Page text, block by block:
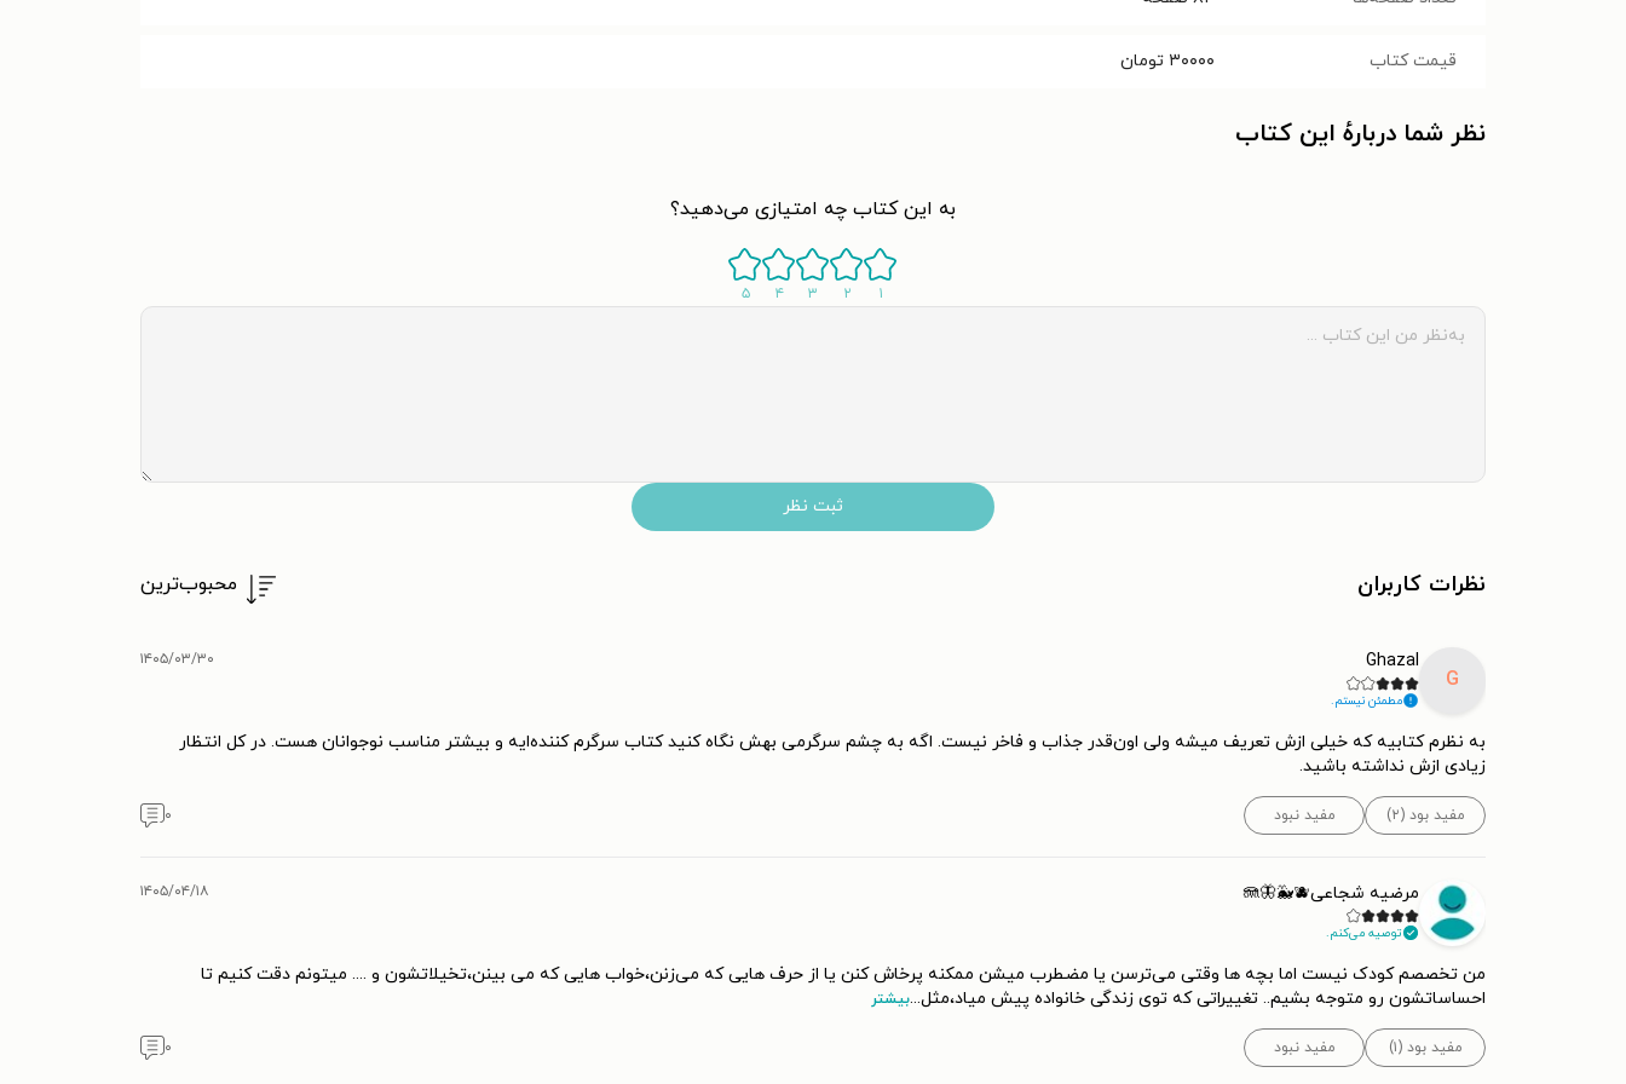
قیمت کتاب ۳۰۰۰۰ تومان
نظر شما دربارهٔ این کتاب
به این کتاب چه امتیازی می‌دهید؟
۱ ۲ ۳ ۴ ۵
ثبت نظر
نظرات کاربران محبوب‌ترین
G
Ghazal
مطمئن نیستم.
۱۴۰۵/۰۳/۳۰
به نظرم کتابیه که خیلی ازش تعریف میشه ولی اون‌قدر جذاب و فاخر نیست. اگه به چشم سرگرمی بهش نگاه کنید کتاب سرگرم کننده‌ایه و بیشتر مناسب نوجوانان هست. در کل انتظار
زیادی ازش نداشته باشید.
مفید بود (۲) مفید نبود ۰
مرضیه شجاعی🪼🦋🐳🫐
توصیه می‌کنم.
۱۴۰۵/۰۴/۱۸
من تخصصم کودک نیست اما بچه ها وقتی می‌ترسن یا مضطرب میشن ممکنه پرخاش کنن یا از حرف هایی که می‌زنن،خواب هایی که می بینن،تخیلاتشون و .... میتونم دقت کنیم تا
احساساتشون رو متوجه بشیم.. تغییراتی که توی زندگی خانواده پیش میاد،مثل...بیشتر
مفید بود (۱) مفید نبود ۰